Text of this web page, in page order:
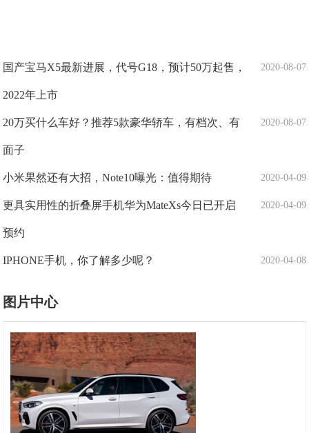
2020-08-07
国产宝马X5最新进展，代号G18，预计50万起售，
2022年上市
2020-08-07
20万买什么车好？推荐5款豪华轿车，有档次、有
面子
2020-04-09
小米果然还有大招，Note10曝光：值得期待
2020-04-09
更具实用性的折叠屏手机华为MateXs今日已开启
预约
2020-04-08
IPHONE手机，你了解多少呢？
图片中心